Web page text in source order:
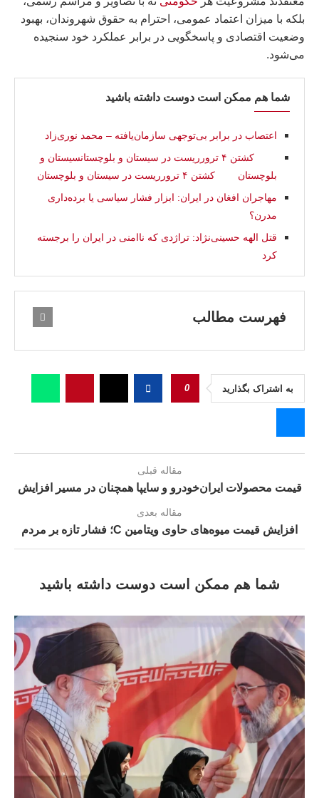
بلکه با میزان اعتماد عمومی، احترام به حقوق شهروندان، بهبود
وضعیت اقتصادی و پاسخگویی در برابر عملکرد خود سنجیده
می‌شود.
شما هم ممکن است دوست داشته باشید
اعتصاب در برابر بی‌توجهی سازمان‌یافته – محمد نوری‌زاد
کشتن ۴ ترورریست در سيستان و بلوچستانسيستان و
بلوچستان کشتن ۴ ترورریست در سيستان و بلوچستان
مهاجران افغان در ایران: ابزار فشار سیاسی یا برده‌داری
مدرن؟
قتل الهه حسینی‌نژاد: تراژدی که ناامنی در ایران را برجسته
کرد
فهرست مطالب
به اشتراک بگذارید 0
مقاله قبلی
قیمت محصولات ایران‌خودرو و سایپا همچنان در مسیر افزایش
مقاله بعدی
افزایش قیمت میوه‌های حاوی ویتامین C؛ فشار تازه بر مردم
شما هم ممکن است دوست داشته باشید